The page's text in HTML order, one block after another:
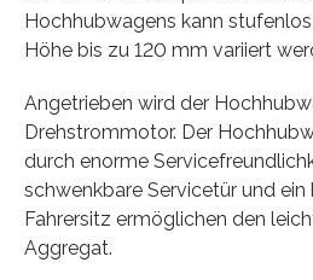
Hochhubwagens kann
Höhe bis zu 120 mm variiert
Angetrieben wird der
Drehstrommotor. Der
durch enorme
schwenkbare Servicetür und
Fahrersitz ermöglichen den
Aggregat.